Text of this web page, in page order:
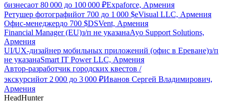
бизнесаот 80 000 до 100 000 ₽Expaforce, Армения
Ретушер фотографийот 700 до 1 000 $eVisual LLC, Армения
Офис-менеджердо 700 $DSVent, Армения
Financial Manager (EU)з/п не указанаAyo Support Solutions,
Армения
UI/UX-дизайнер мобильных приложений (офис в Ереване)з/п
не указанаSmart IT Power LLC, Армения
Автор-разработчик городских квестов /
экскурсийот 2 000 до 3 000 ₽Иванов Сергей Владимирович,
Армения
HeadHunter